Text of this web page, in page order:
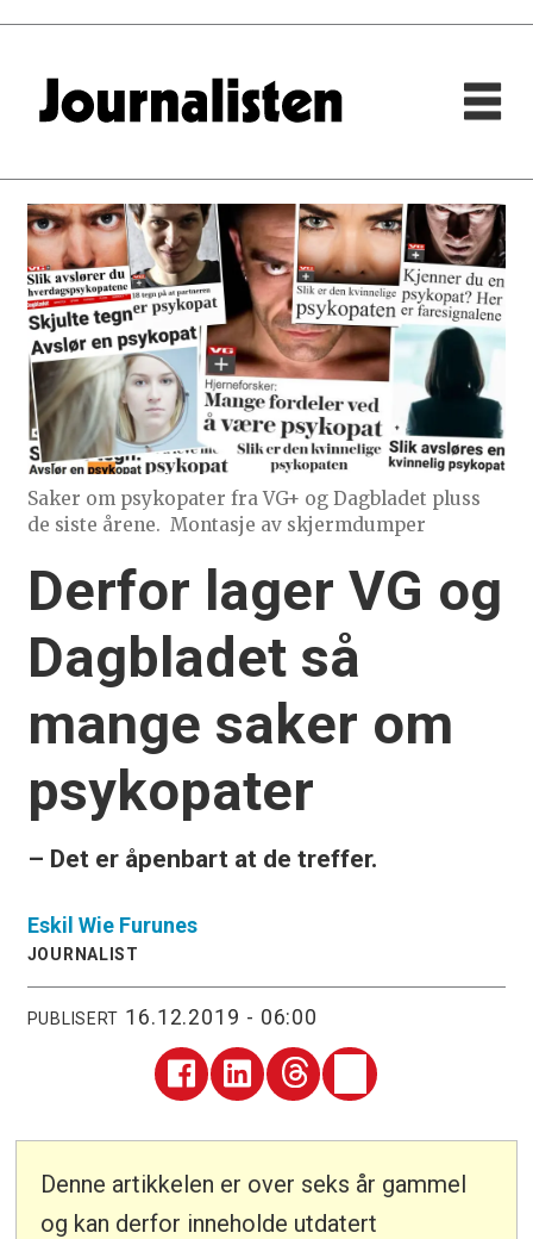
Saker om psykopater fra VG+ og Dagbladet pluss
de siste årene. Montasje av skjermdumper
Derfor lager VG og
Dagbladet så
mange saker om
psykopater
– Det er åpenbart at de treffer.
Eskil Wie Furunes
JOURNALIST
PUBLISERT 16.12.2019 - 06:00
Denne artikkelen er over seks år gammel
og kan derfor inneholde utdatert